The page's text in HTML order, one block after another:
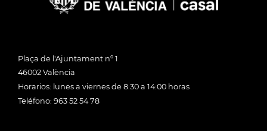
Plaça de l'Ajuntament nº 1
46002 València
Horarios: lunes a viernes de 8:30 a 14:00 horas
Teléfono: 963 52 54 78